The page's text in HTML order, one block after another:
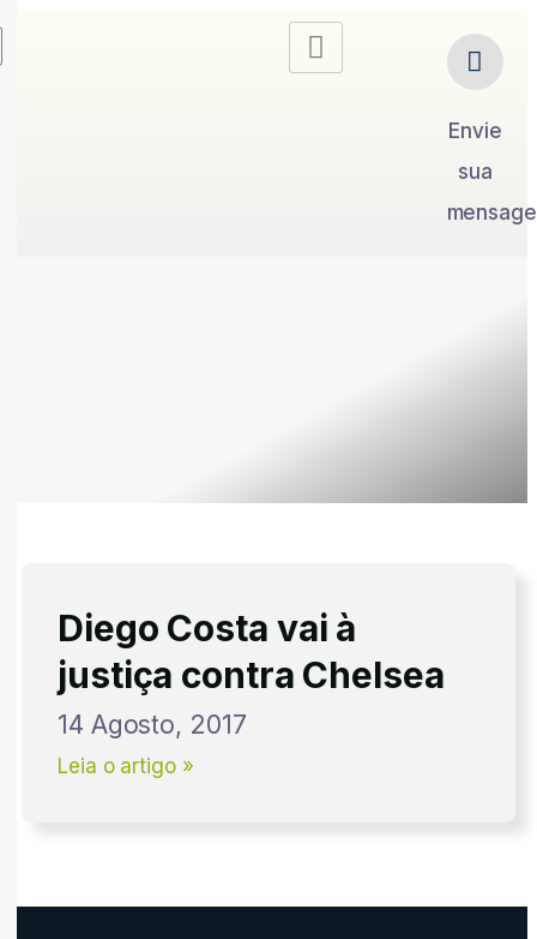
Envie
sua
Diego Costa vai à
justiça contra Chelsea
14 Agosto, 2017
Leia o artigo »